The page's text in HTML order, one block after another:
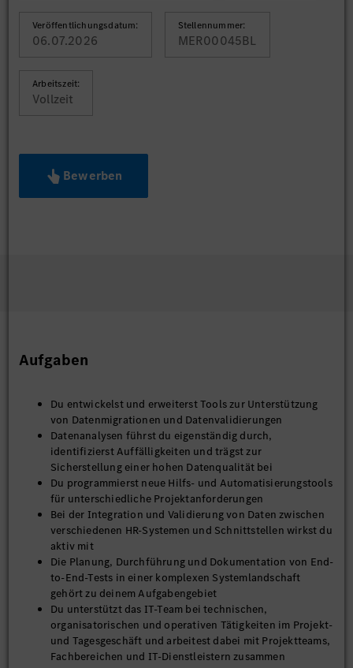
Veröffentlichungsdatum:
06.07.2026
Stellennummer:
MER00045BL
Arbeitszeit:
Vollzeit
Bewerben
Aufgaben
Du entwickelst und erweiterst Tools zur Unterstützung
von Datenmigrationen und Datenvalidierungen
Datenanalysen führst du eigenständig durch,
identifizierst Auffälligkeiten und trägst zur
Sicherstellung einer hohen Datenqualität bei
Du programmierst neue Hilfs- und Automatisierungstools
für unterschiedliche Projektanforderungen
Bei der Integration und Validierung von Daten zwischen
verschiedenen HR-Systemen und Schnittstellen wirkst du
aktiv mit
Die Planung, Durchführung und Dokumentation von End-
to-End-Tests in einer komplexen Systemlandschaft
gehört zu deinem Aufgabengebiet
Du unterstützt das IT-Team bei technischen,
organisatorischen und operativen Tätigkeiten im Projekt-
und Tagesgeschäft und arbeitest dabei mit Projektteams,
Fachbereichen und IT-Dienstleistern zusammen